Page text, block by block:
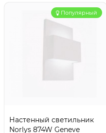
Популярный
Настенный светильник
Norlys 874W Geneve